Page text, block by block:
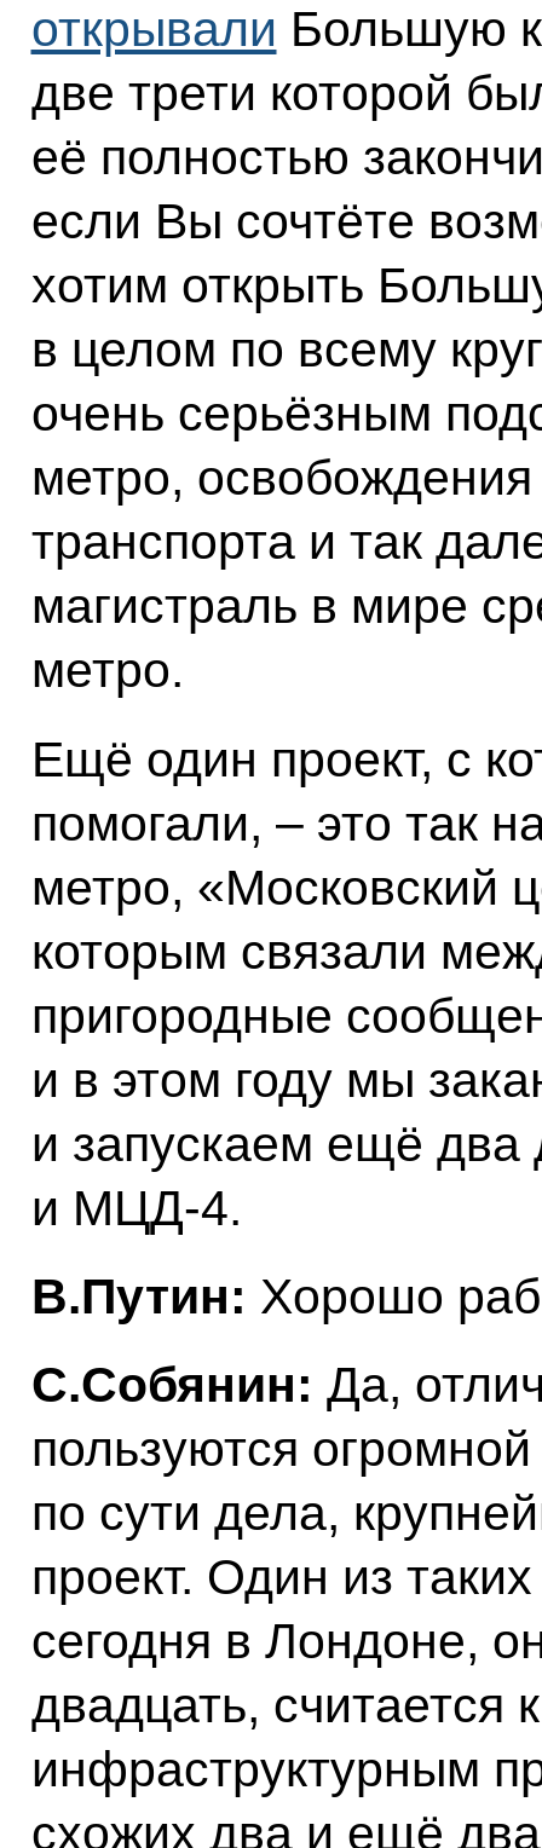
открывали Большую
две трети которой
её полностью
если Вы сочтёте
хотим открыть
в целом по всему
очень серьёзным
метро,
транспорта и так
магистраль в мире
метро.
Ещё один проект, с
помогали, – это так
метро, «Московский
которым связали
пригородные
и в этом году мы
и запускаем ещё
и МЦД-4.
В.Путин: Хорошо
С.Собянин: Да,
пользуются
по сути дела,
проект. Один из
сегодня в Лондоне,
двадцать,
инфраструктурным
схожих два и ещё